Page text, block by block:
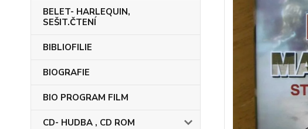
BELET- HARLEQUIN,
SEŠIT.ČTENÍ
BIBLIOFILIE
BIOGRAFIE
BIO PROGRAM FILM
CD- HUDBA , CD ROM